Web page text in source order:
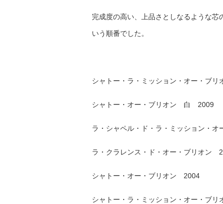
完成度の高い、上品さとしなるような
いう順番でした。
シャトー・ラ・ミッション・オー・ブ
シャトー・オー・ブリオン 白 2009
ラ・シャペル・ド・ラ・ミッション・
ラ・クラレンス・ド・オー・ブリオン
シャトー・オー・ブリオン 2004
シャトー・ラ・ミッション・オー・ブ